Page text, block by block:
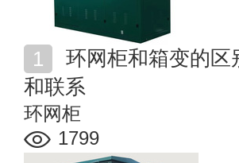
和联系
环网柜
1799